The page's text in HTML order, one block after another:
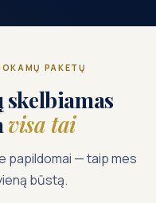
PAKETŲ
skelbiamas
visa tai
papildomai — taip mes
būstą.